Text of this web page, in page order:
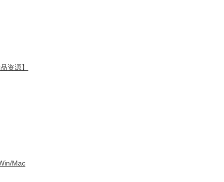
资源】
Mac